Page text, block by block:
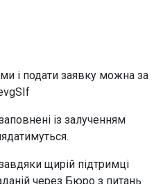
і подати заявку можна за
із залученням
щирій підтримці
через Бюро з питань